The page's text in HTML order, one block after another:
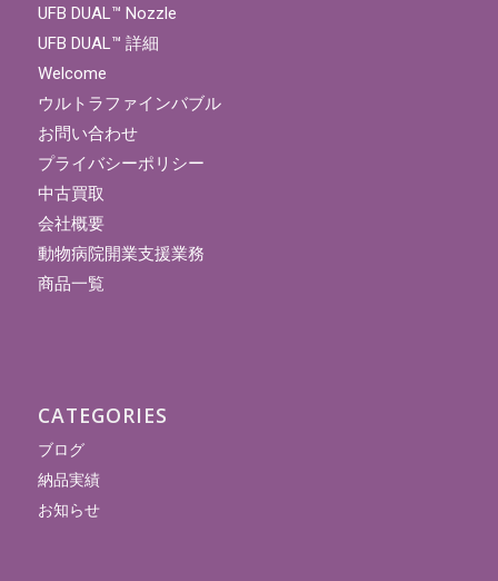
UFB DUAL™ Nozzle
UFB DUAL™ 詳細
Welcome
ウルトラファインバブル
お問い合わせ
プライバシーポリシー
中古買取
会社概要
動物病院開業支援業務
商品一覧
CATEGORIES
ブログ
納品実績
お知らせ